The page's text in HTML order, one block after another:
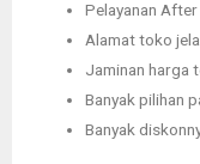
Pelayanan
Alamat toko
Jaminan harga
Banyak pilihan
Banyak